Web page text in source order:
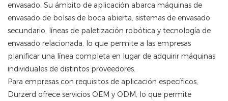
envasado. Su ámbito de aplicación abarca máquinas de
envasado de bolsas de boca abierta, sistemas de envasado
secundario, líneas de paletización robótica y tecnología de
envasado relacionada, lo que permite a las empresas
planificar una línea completa en lugar de adquirir máquinas
individuales de distintos proveedores.
Para empresas con requisitos de aplicación específicos,
Durzerd ofrece servicios OEM y ODM, lo que permite